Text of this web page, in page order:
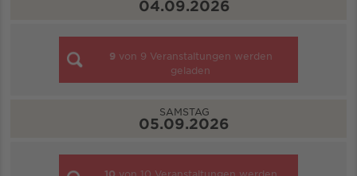
04.09.2026
9 von 9 Veranstaltungen werden
geladen
SAMSTAG
05.09.2026